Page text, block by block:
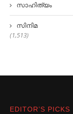
സാഹിത്യം
സിനിമ
(1,513)
EDITOR’S PICKS